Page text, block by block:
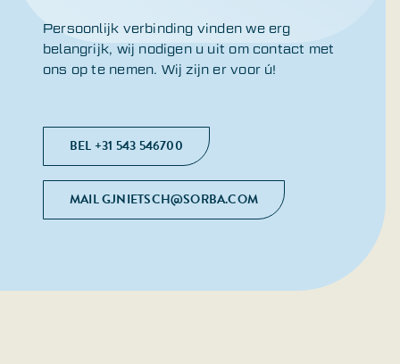
Persoonlijk verbinding vinden we erg
belangrijk, wij nodigen u uit om contact met
ons op te nemen. Wij zijn er voor ú!
BEL +31 543 546700
MAIL GJNIETSCH@SORBA.COM